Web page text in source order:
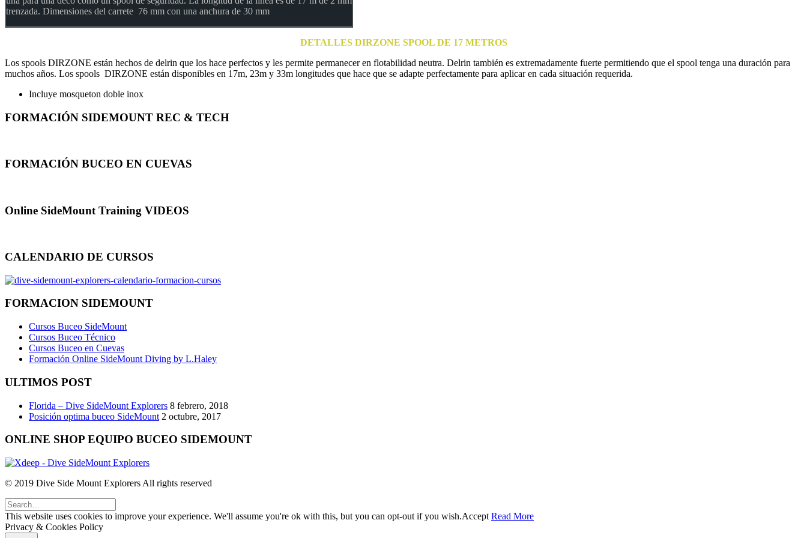
trenzada. Dimensiones del carrete 76 mm con una anchura de 30 mm
DETALLES DIRZONE SPOOL DE 17 METROS
Los spools DIRZONE están hechos de delrin que los hace perfectos y les permite permanecer en flotabilidad neutra. Delrin también es extremadamente fuerte permitiendo que el spool tenga una duración para
muchos años. Los spools DIRZONE están disponibles en 17m, 23m y 33m longitudes que hace que se adapte perfectamente para aplicar en cada situación requerida.
Incluye mosqueton doble inox
FORMACIÓN SIDEMOUNT REC & TECH
FORMACIÓN BUCEO EN CUEVAS
Online SideMount Training VIDEOS
CALENDARIO DE CURSOS
FORMACION SIDEMOUNT
Cursos Buceo SideMount
Cursos Buceo Técnico
Cursos Buceo en Cuevas
Formación Online SideMount Diving by L.Haley
ULTIMOS POST
Florida – Dive SideMount Explorers 8 febrero, 2018
Posición optima buceo SideMount 2 octubre, 2017
ONLINE SHOP EQUIPO BUCEO SIDEMOUNT
© 2019 Dive Side Mount Explorers All rights reserved
This website uses cookies to improve your experience. We'll assume you're ok with this, but you can opt-out if you wish.Accept Read More
Privacy & Cookies Policy